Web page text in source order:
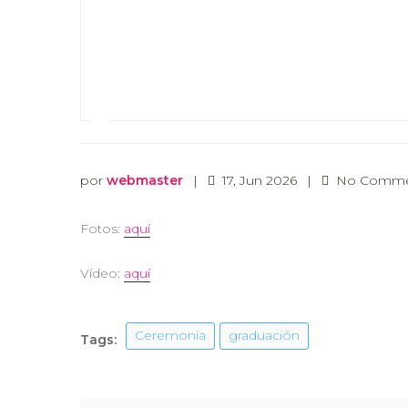
por webmaster | 17, Jun 2026 | No
Fotos: aquí
Vídeo: aquí
Tags: Ceremonia graduación